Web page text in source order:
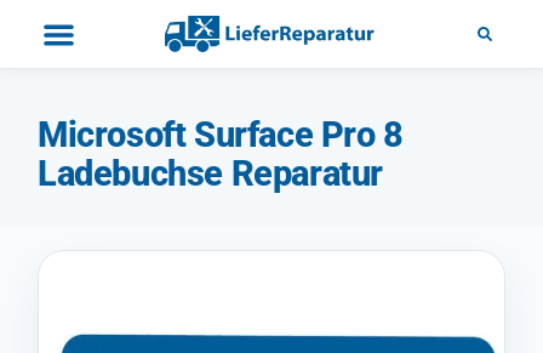
Microsoft Surface Pro 8
Ladebuchse Reparatur